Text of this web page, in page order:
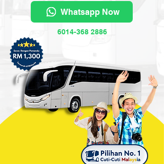
Whatsapp Now
6014-368 2886